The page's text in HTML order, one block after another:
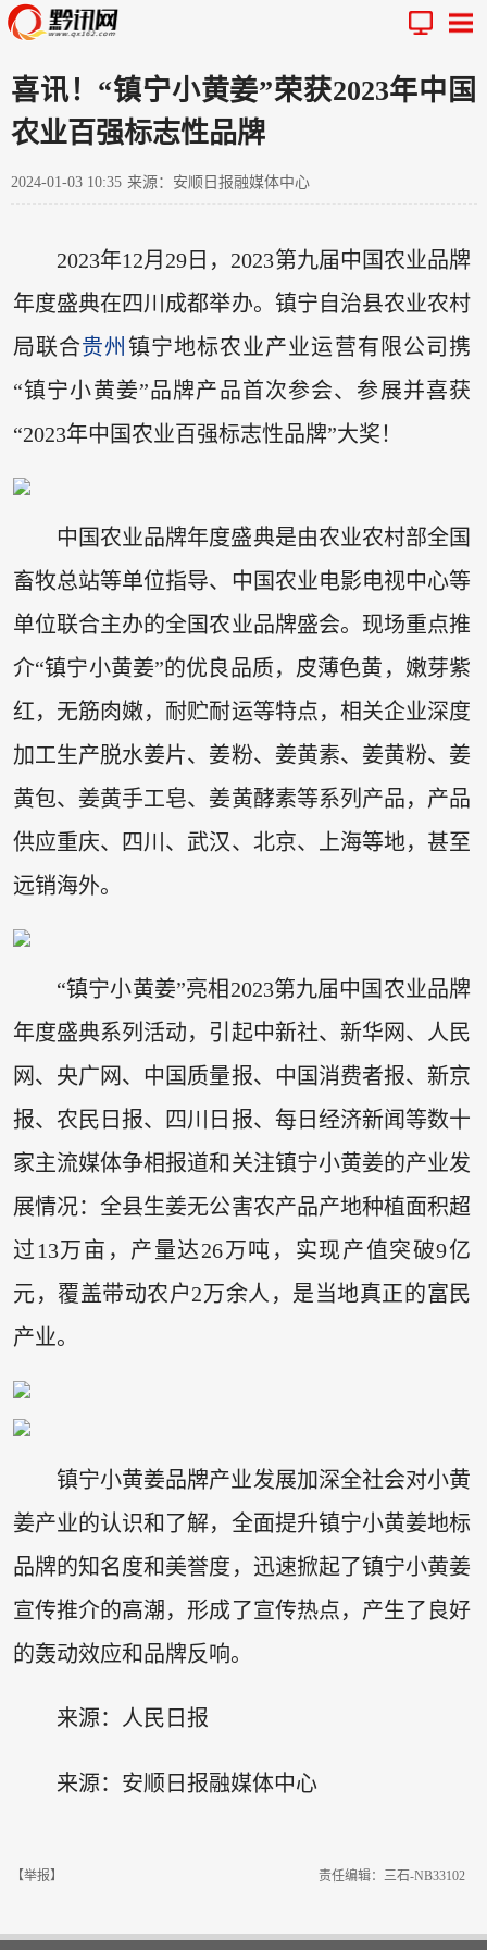
喜讯！“镇宁小黄姜”荣获2023年中国
农业百强标志性品牌
2024-01-03 10:35 来源：安顺日报融媒体中心
2023年12月29日，2023第九届中国农业品牌
年度盛典在四川成都举办。镇宁自治县农业农村
局联合贵州 镇宁地标农业产业运营有限公司携
“镇宁小黄姜”品牌产品首次参会、参展并喜获
“2023年中国农业百强标志性品牌”大奖！
中国农业品牌年度盛典是由农业农村部全国
畜牧总站等单位指导、中国农业电影电视中心等
单位联合主办的全国农业品牌盛会。现场重点推
介“镇宁小黄姜”的优良品质，皮薄色黄，嫩芽紫
红，无筋肉嫩，耐贮耐运等特点，相关企业深度
加工生产脱水姜片、姜粉、姜黄素、姜黄粉、姜
黄包、姜黄手工皂、姜黄酵素等系列产品，产品
供应重庆、四川、武汉、北京、上海等地，甚至
远销海外。
“镇宁小黄姜”亮相2023第九届中国农业品牌
年度盛典系列活动，引起中新社、新华网、人民
网、央广网、中国质量报、中国消费者报、新京
报、农民日报、四川日报、每日经济新闻等数十
家主流媒体争相报道和关注镇宁小黄姜的产业发
展情况：全县生姜无公害农产品产地种植面积超
过13万亩，产量达26万吨，实现产值突破9亿
元，覆盖带动农户2万余人，是当地真正的富民
产业。
镇宁小黄姜品牌产业发展加深全社会对小黄
姜产业的认识和了解，全面提升镇宁小黄姜地标
品牌的知名度和美誉度，迅速掀起了镇宁小黄姜
宣传推介的高潮，形成了宣传热点，产生了良好
的轰动效应和品牌反响。
来源：人民日报
来源：安顺日报融媒体中心
【举报】 责任编辑：三石-NB33102